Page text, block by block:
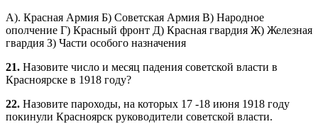
А). Красная Армия Б) Советская Армия В) Народное
ополчение Г) Красный фронт Д) Красная гвардия Ж) Железная
гвардия З) Части особого назначения
21. Назовите число и месяц падения советской власти в
Красноярске в 1918 году?
22. Назовите пароходы, на которых 17 -18 июня 1918 году
покинули Красноярск руководители советской власти.